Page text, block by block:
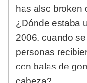
has also broken
¿Dónde estaba
2006, cuando
personas
con balas de